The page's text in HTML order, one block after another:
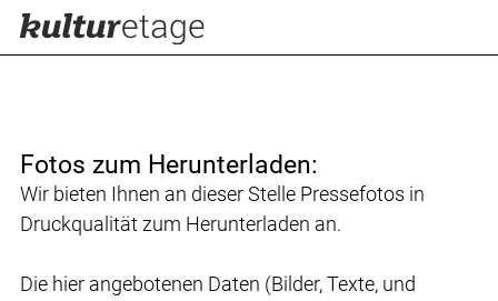
Fotos zum Herunterladen:
Wir bieten Ihnen an dieser Stelle Pressefotos in
Druckqualität zum Herunterladen an.
Die hier angebotenen Daten (Bilder, Texte, und